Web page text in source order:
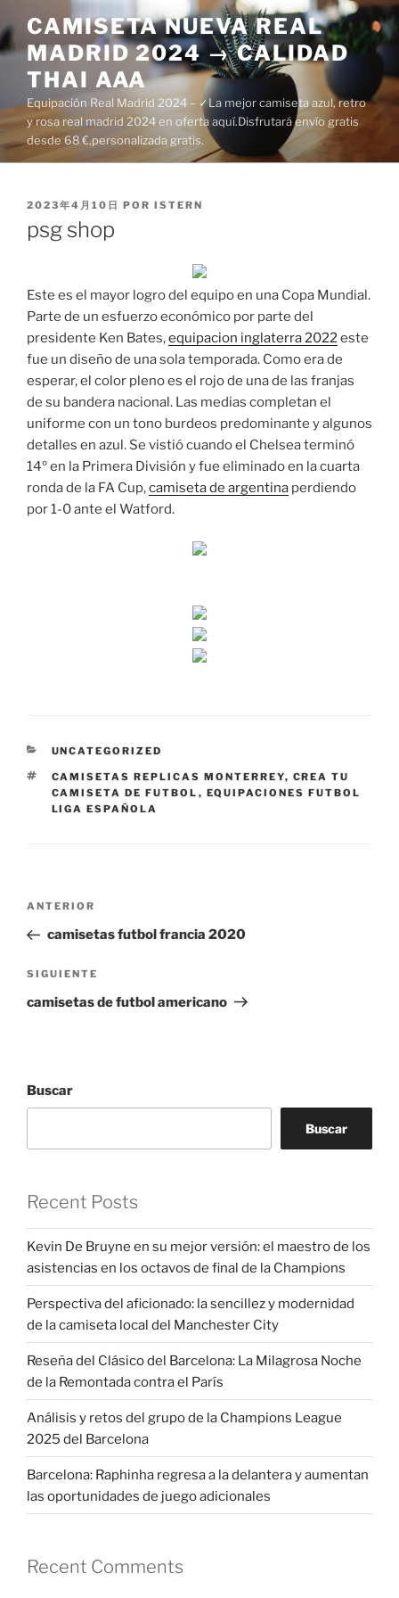
al
contenido
CAMISETA NUEVA REAL
MADRID 2024 → CALIDAD
THAI AAA
Equipación Real Madrid 2024 – ✓La mejor camiseta azul, retro
y rosa real madrid 2024 en oferta aquí.Disfrutará envío gratis
desde 68 €,personalizada gratis.
PUBLICADO
2023年4月10日 POR ISTERN
psg shop
Este es el mayor logro del equipo en una Copa Mundial.
Parte de un esfuerzo económico por parte del
presidente Ken Bates,equipacion inglaterra 2022este
fue un diseño de una sola temporada. Como era de
esperar, el color pleno es el rojo de una de las franjas
de su bandera nacional. Las medias completan el
uniforme con un tono burdeos predominante y algunos
detalles en azul. Se vistió cuando el Chelsea terminó
14º en la Primera División y fue eliminado en la cuarta
ronda de la FA Cup,camiseta de argentina perdiendo
por 1-0 ante el Watford.
CATEGORÍAS
UNCATEGORIZED
ETIQUETAS
CAMISETAS REPLICAS MONTERREY, CREA TU
CAMISETA DE FUTBOL , EQUIPACIONES FUTBOL
LIGA ESPAÑOLA
Navegación
entradas
Entrada
anterior:
ANTERIOR
camisetas futbol francia 2020
Siguiente
entrada
SIGUIENTE
camisetas de futbol americano
Buscar
Buscar
Recent Posts
Kevin De Bruyne en su mejor versión: el maestro de los
asistencias en los octavos de final de la Champions
Perspectiva del aficionado: la sencillez y modernidad
de la camiseta local del Manchester City
Reseña del Clásico del Barcelona: La Milagrosa Noche
de la Remontada contra el París
Análisis y retos del grupo de la Champions League
2025 del Barcelona
Barcelona: Raphinha regresa a la delantera y aumentan
las oportunidades de juego adicionales
Recent Comments